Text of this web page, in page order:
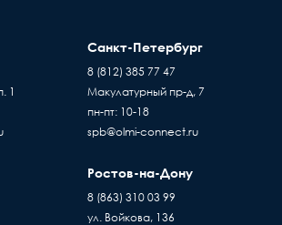
Пассивное
Когда вы
по праву
проверяете и
без существующих
или места куда может подъехать
силами заказчика
водителя при доставке
15 минут
если въезд на территорию заказчика
товаров осуществляется ежедневно,
с 10:00 до 17:00 часов
1
Санкт-Петербург
8 (812) 385 77 47
Макулатурный пр-д, 7
пн-пт: 10-18
spb@olmi-connect.ru
Ростов-на-Дону
8 (863) 310 03 99
ул. Войкова, 136